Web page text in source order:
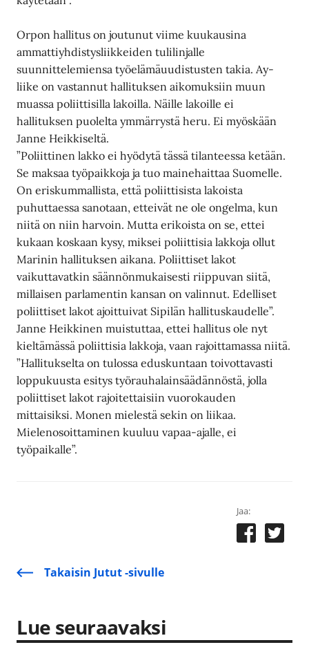
Orpon hallitus on joutunut viime kuukausina
ammattiyhdistysliikkeiden tulilinjalle
suunnittelemiensa työelämäuudistusten takia. Ay-
liike on vastannut hallituksen aikomuksiin muun
muassa poliittisilla lakoilla. Näille lakoille ei
hallituksen puolelta ymmärrystä heru. Ei myöskään
Janne Heikkiseltä.
”Poliittinen lakko ei hyödytä tässä tilanteessa ketään.
Se maksaa työpaikkoja ja tuo mainehaittaa Suomelle.
On eriskummallista, että poliittisista lakoista
puhuttaessa sanotaan, etteivät ne ole ongelma, kun
niitä on niin harvoin. Mutta erikoista on se, ettei
kukaan koskaan kysy, miksei poliittisia lakkoja ollut
Marinin hallituksen aikana. Poliittiset lakot
vaikuttavatkin säännönmukaisesti riippuvan siitä,
millaisen parlamentin kansan on valinnut. Edelliset
poliittiset lakot ajoittuivat Sipilän hallituskaudelle”.
Janne Heikkinen muistuttaa, ettei hallitus ole nyt
kieltämässä poliittisia lakkoja, vaan rajoittamassa niitä.
”Hallitukselta on tulossa eduskuntaan toivottavasti
loppukuusta esitys työrauhalainsäädännöstä, jolla
poliittiset lakot rajoitettaisiin vuorokauden
mittaisiksi. Monen mielestä sekin on liikaa.
Mielenosoittaminen kuuluu vapaa-ajalle, ei
työpaikalle”.
Jaa:
Takaisin Jutut -sivulle
Lue seuraavaksi